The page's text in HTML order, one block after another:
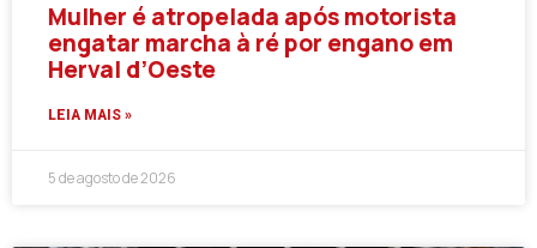
Mulher é atropelada após motorista
engatar marcha à ré por engano em
Herval d’Oeste
LEIA MAIS »
5 de agosto de 2026